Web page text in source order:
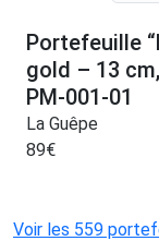
Portefeuille
gold – 13
PM-001-01
La Guêpe
89€
Voir les 559